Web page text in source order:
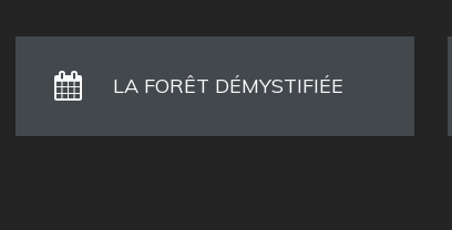
LA FORÊT DÉMYSTIFIÉE